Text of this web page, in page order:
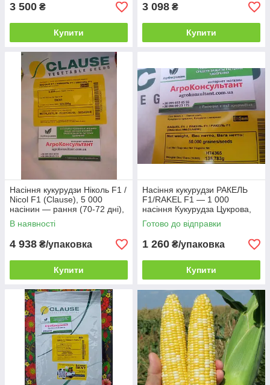
3 500 ₴
Купити
3 098 ₴
Купити
Насіння кукурудзи Ніколь F1 /
Nicol F1 (Clause), 5 000
насінин — рання (70-72 дні),
суперсолодка кукурудза, біла
В наявності
4 938 ₴/упаковка
Купити
Насіння кукурудзи РАКЕЛЬ
F1/RAKEL F1 — 1 000
насіння Кукурудза Цукрова,
Clause
Готово до відправки
1 260 ₴/упаковка
Купити